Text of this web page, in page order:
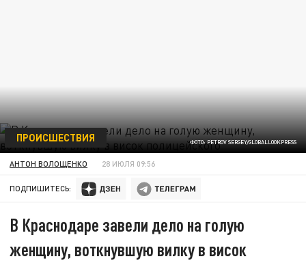
ФОТО: PETROV SERGEY/GLOBALLOOKPRESS
ПРОИСШЕСТВИЯ
АНТОН ВОЛОЩЕНКО 28 ИЮЛЯ 09:56
ПОДПИШИТЕСЬ:
В Краснодаре завели дело на голую
женщину, воткнувшую вилку в висок